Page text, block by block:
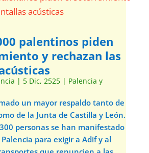
palentinos piden
y rechazan las
| 5 Dic, 2525| Palencia y
un mayor respaldo tanto de
de la Junta de Castilla y León.
personas se han manifestado
para exigir a Adif y al